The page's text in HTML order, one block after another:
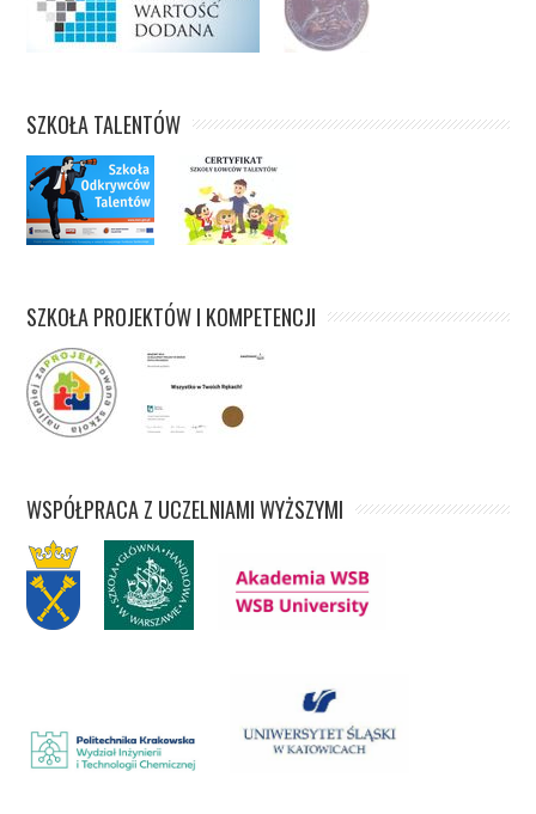
SZKOŁA TALENTÓW
SZKOŁA PROJEKTÓW I KOMPETENCJI
WSPÓŁPRACA Z UCZELNIAMI WYŻSZYMI